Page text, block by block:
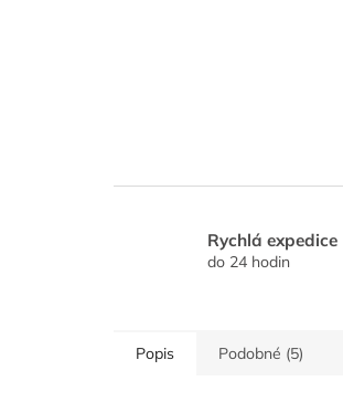
Rychlá expedice
do 24 hodin
Popis Podobné (5)